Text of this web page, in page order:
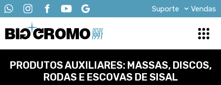
Suporte Vendas
PRODUTOS AUXILIARES: MASSAS, DISCOS,
RODAS E ESCOVAS DE SISAL